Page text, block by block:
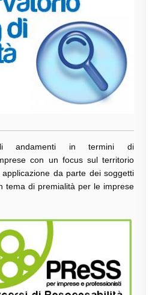
andamenti in termini di
con un focus sul territorio
da parte dei soggetti
tema di premialità per le imprese